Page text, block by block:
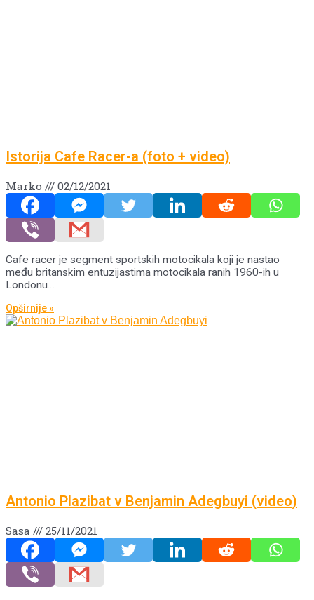
Istorija Cafe Racer-a (foto + video)
Marko 02/12/2021
Cafe racer je segment sportskih motocikala koji je nastao
među britanskim entuzijastima motocikala ranih 1960-ih u
Londonu…
Opširnije »
Antonio Plazibat v Benjamin Adegbuyi (video)
Sasa 25/11/2021